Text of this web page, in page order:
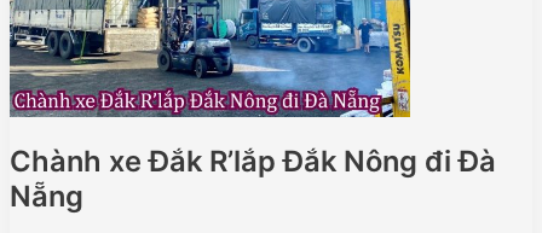
Chành xe Đắk R’lắp Đắk Nông đi Đà
Nẵng